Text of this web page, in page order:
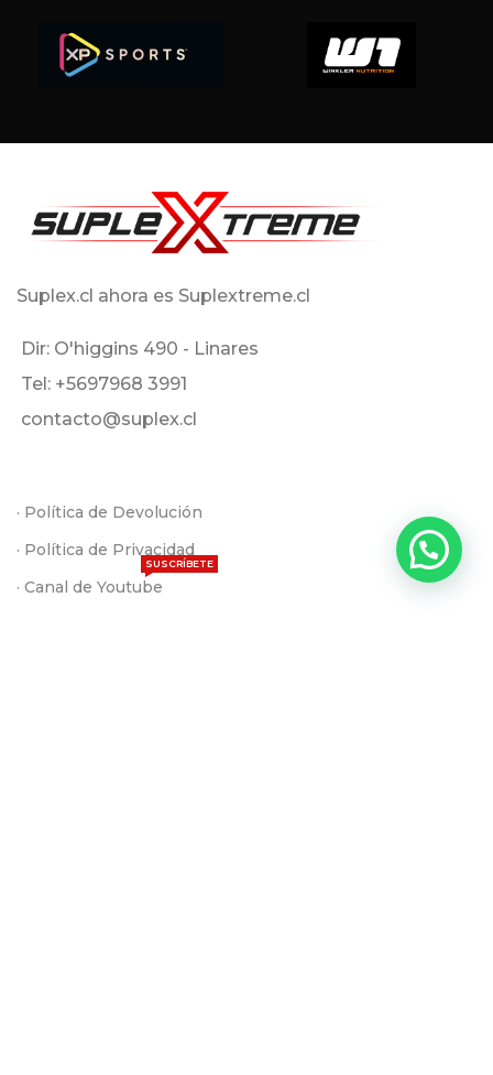
Suplex.cl ahora es Suplextreme.cl
Dir: O'higgins 490 - Linares
Tel: +5697968 3991
contacto@suplex.cl
· Política de Devolución
· Política de Privacidad
· Canal de Youtube
SUSCRÍBETE